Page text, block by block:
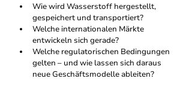
Wie wird Wasserstoff hergestellt,
gespeichert und transportiert?
Welche internationalen Märkte
entwickeln sich gerade?
Welche regulatorischen Bedingungen
gelten – und wie lassen sich daraus
neue Geschäftsmodelle ableiten?